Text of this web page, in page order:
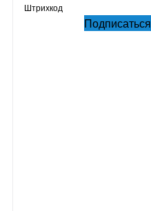
Штрихкод
Подписаться